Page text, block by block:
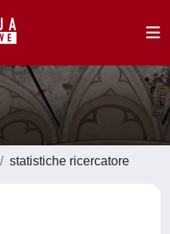
statistiche ricercatore